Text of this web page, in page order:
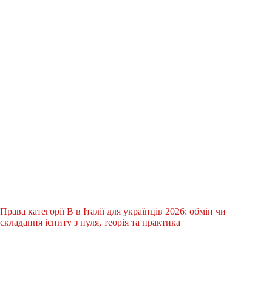
Права категорії B в Італії для українців 2026: обмін чи
складання іспиту з нуля, теорія та практика